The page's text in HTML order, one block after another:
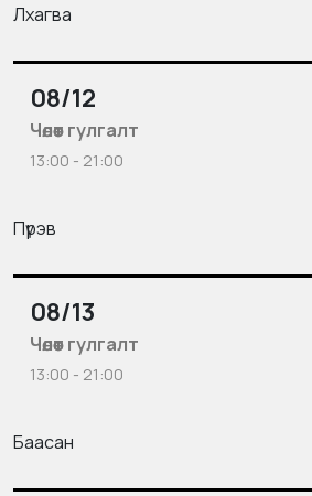
Лхагва
08/12
Чөлөөт гулгалт
13:00 - 21:00
Пүрэв
08/13
Чөлөөт гулгалт
13:00 - 21:00
Баасан